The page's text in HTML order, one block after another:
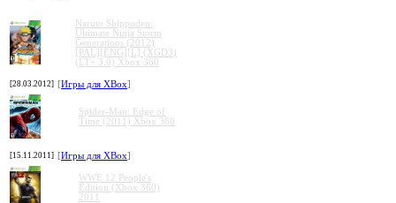
Naruto Shippuden:
Ultimate Ninja Storm
Generations (2012)
[PAL][ENG][L] (XGD3)
(LT+ 3.0) Xbox 360
[28.03.2012] [Игры для XBox]
Spider-Man: Edge of
Time (2011) Xbox 360
[15.11.2011] [Игры для XBox]
WWE 12 People's
Edition (Xbox 360)
2011